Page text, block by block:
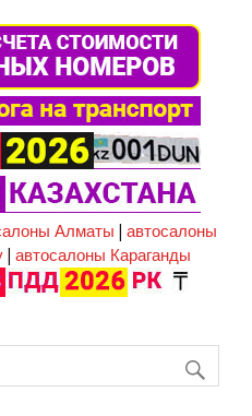
Алматы |автосалоны
|автосалоны Караганды